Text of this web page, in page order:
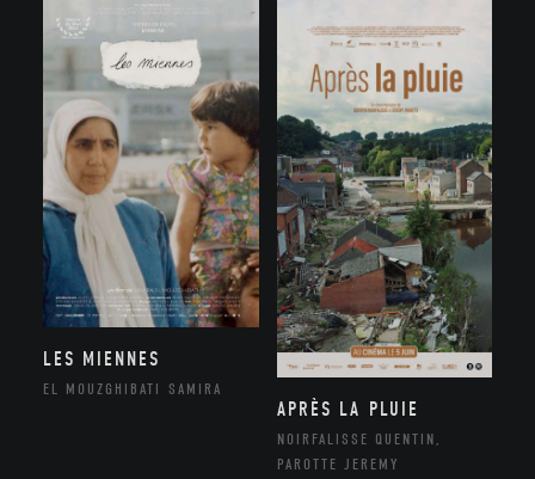
LES MIENNES
EL MOUZGHIBATI SAMIRA
APRÈS LA PLUIE
NOIRFALISSE QUENTIN,
PAROTTE JEREMY